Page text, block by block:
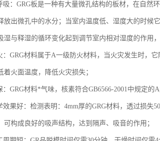
吸：GRG板是一种有大量微孔结构的板材，在自然
放出微孔中的水分；当室内温度低、湿度大的时候
湿与释湿的循环变化起到调节室内相对湿度的作
：GRG材料属于A一级防火材料，当火灾发生时，
着火面温度，降低火灾损失；
：GRG材料*气味，核素符合GB6566-2001中规定
效果好：检测表明：4mm厚的GRG材料，透过损失
可构成良好的吸声结构，达到隔声、吸音的作用；